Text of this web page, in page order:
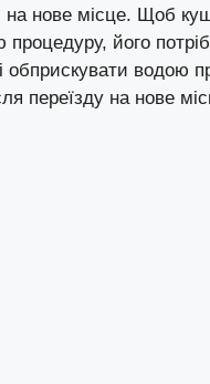
на нове місце. Щоб
процедуру, його
обприскувати водою
переїзду на нове